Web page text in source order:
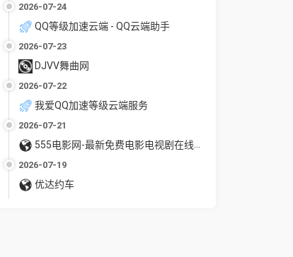
2026-07-24
QQ等级加速云端 - QQ云端助手
2026-07-23
DJVV舞曲网
2026-07-22
我爱QQ加速等级云端服务
2026-07-21
555电影网-最新免费电影电视剧在线观看
2026-07-19
优达约车